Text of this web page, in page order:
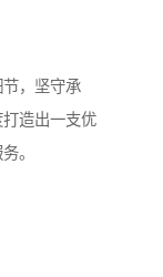
，坚守承
造出一支优
。